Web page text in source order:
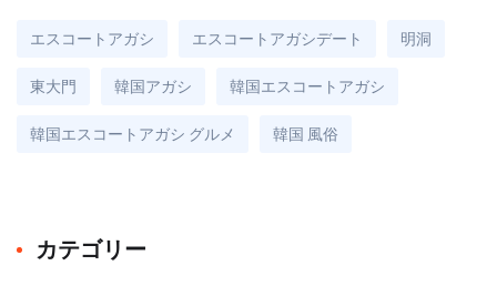
エスコートアガシ エスコートアガシデート 明洞
東大門 韓国アガシ 韓国エスコートアガシ
韓国エスコートアガシ グルメ 韓国 風俗
カテゴリー